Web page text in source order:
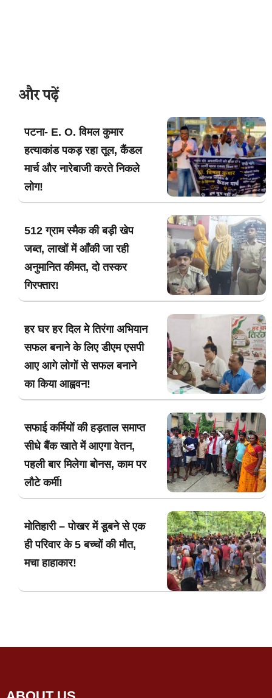
और पढ़ें
पटना- E. O. विमल कुमार
हत्याकांड पकड़ रहा तूल, कैंडल
मार्च और नारेबाजी करते निकले
लोग!
512 ग्राम स्मैक की बड़ी खेप
जब्त, लाखों में आँकी जा रही
अनुमानित कीमत, दो तस्कर
गिरफ्तार!
हर घर हर दिल मे तिरंगा अभियान
सफल बनाने के लिए डीएम एसपी
आए आगे लोगों से सफल बनाने
का किया आह्ववन!
सफाई कर्मियों की हड़ताल समाप्त
सीधे बैंक खाते में आएगा वेतन,
पहली बार मिलेगा बोनस, काम पर
लौटे कर्मी!
मोतिहारी – पोखर में डूबने से एक
ही परिवार के 5 बच्चों की मौत,
मचा हाहाकार!